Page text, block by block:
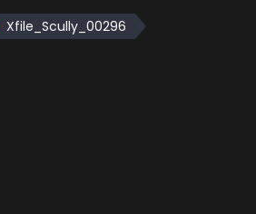
Xfile_Scully_00296